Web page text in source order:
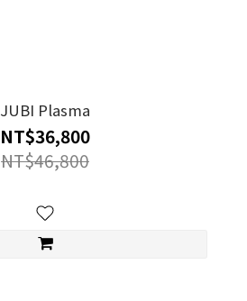
JUBI Plasma
NT$36,800
NT$46,800